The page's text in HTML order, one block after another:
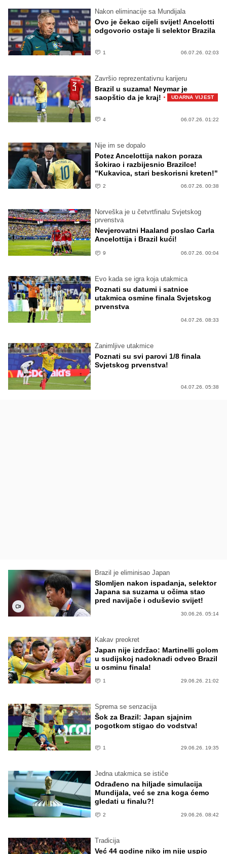
Nakon eliminacije sa Mundijala
Ovo je čekao cijeli svijet! Ancelotti
odgovorio ostaje li selektor Brazila
1 06.07.26. 02:03
Završio reprezentativnu karijeru
Brazil u suzama! Neymar je
saopštio da je kraj! · UDARNA VIJEST
4 06.07.26. 01:22
Nije im se dopalo
Potez Ancelottija nakon poraza
šokirao i razbijesnio Brazilce!
"Kukavica, stari beskorisni kreten!"
2 06.07.26. 00:38
Norveška je u četvrtfinalu Svjetskog
prvenstva
Nevjerovatni Haaland poslao Carla
Ancelottija i Brazil kući!
9 06.07.26. 00:04
Evo kada se igra koja utakmica
Poznati su datumi i satnice
utakmica osmine finala Svjetskog
prvenstva
04.07.26. 08:33
Zanimljive utakmice
Poznati su svi parovi 1/8 finala
Svjetskog prvenstva!
04.07.26. 05:38
Brazil je eliminisao Japan
Slomljen nakon ispadanja, selektor
Japana sa suzama u očima stao
pred navijače i oduševio svijet!
30.06.26. 05:14
Kakav preokret
Japan nije izdržao: Martinelli golom
u sudijskoj nadoknadi odveo Brazil
u osminu finala!
1 29.06.26. 21:02
Sprema se senzacija
Šok za Brazil: Japan sjajnim
pogotkom stigao do vodstva!
1 29.06.26. 19:35
Jedna utakmica se ističe
Odrađeno na hiljade simulacija
Mundijala, već se zna koga ćemo
gledati u finalu?!
2 29.06.26. 08:42
Tradicija
Već 44 godine niko im nije uspio